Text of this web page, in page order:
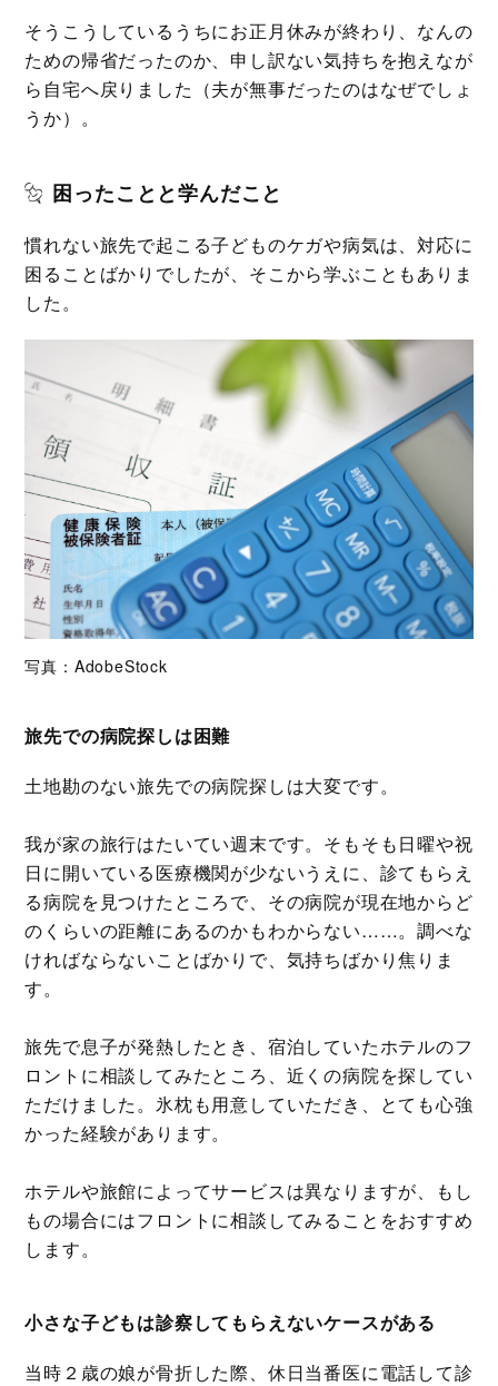
そうこうしているうちにお正月休みが終わり、なんの
ための帰省だったのか、申し訳ない気持ちを抱えなが
ら自宅へ戻りました（夫が無事だったのはなぜでしょ
うか）。
困ったことと学んだこと
慣れない旅先で起こる子どものケガや病気は、対応に
困ることばかりでしたが、そこから学ぶこともありま
した。
写真：AdobeStock
旅先での病院探しは困難
土地勘のない旅先での病院探しは大変です。
我が家の旅行はたいてい週末です。そもそも日曜や祝
日に開いている医療機関が少ないうえに、診てもらえ
る病院を見つけたところで、その病院が現在地からど
のくらいの距離にあるのかもわからない……。調べな
ければならないことばかりで、気持ちばかり焦りま
す。
旅先で息子が発熱したとき、宿泊していたホテルのフ
ロントに相談してみたところ、近くの病院を探してい
ただけました。氷枕も用意していただき、とても心強
かった経験があります。
ホテルや旅館によってサービスは異なりますが、もし
もの場合にはフロントに相談してみることをおすすめ
します。
小さな子どもは診察してもらえないケースがある
当時２歳の娘が骨折した際、休日当番医に電話して診